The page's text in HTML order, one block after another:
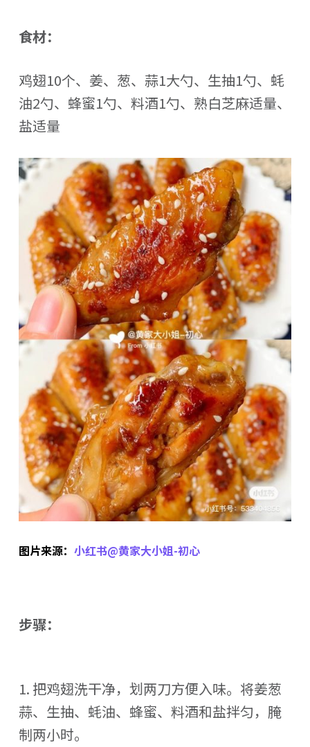
食材：
鸡翅10个、姜、葱、蒜1大勺、生抽1勺、蚝
油2勺、蜂蜜1勺、料酒1勺、熟白芝麻适量、
盐适量
图片来源： 小红书@黄家大小姐-初心
步骤：
1. 把鸡翅洗干净，划两刀方便入味。将姜葱
蒜、生抽、蚝油、蜂蜜、料酒和盐拌匀，腌
制两小时。